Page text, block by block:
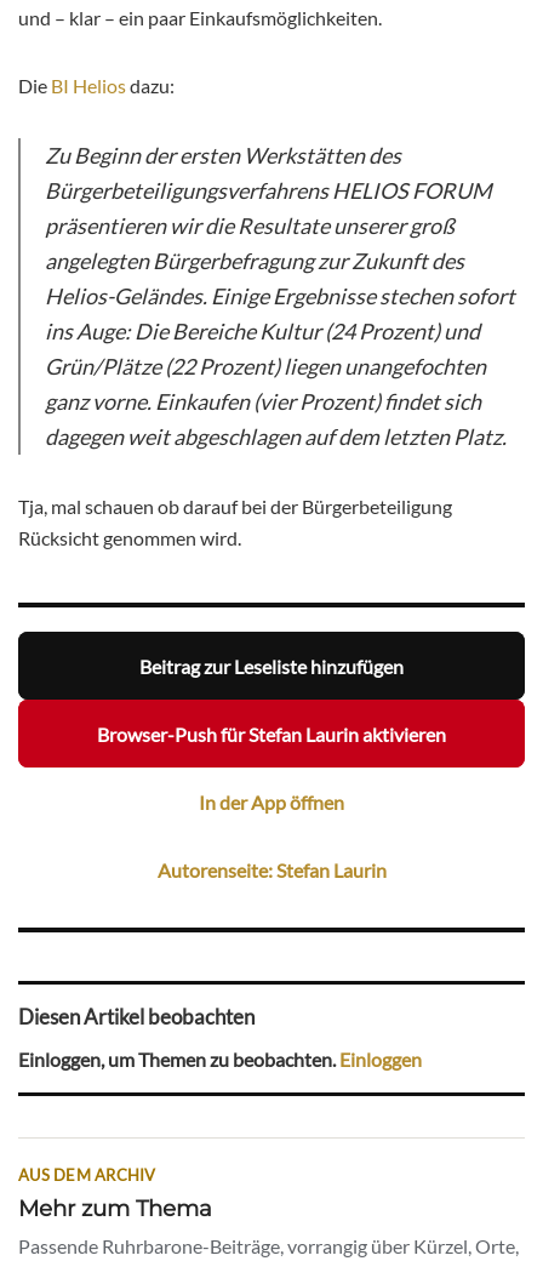
und – klar – ein paar Einkaufsmöglichkeiten.
Die BI Heliosdazu:
Zu Beginn der ersten Werkstätten des
Bürgerbeteiligungsverfahrens HELIOS FORUM
präsentieren wir die Resultate unserer groß
angelegten Bürgerbefragung zur Zukunft des
Helios-Geländes. Einige Ergebnisse stechen sofort
ins Auge: Die Bereiche Kultur (24 Prozent) und
Grün/Plätze (22 Prozent) liegen unangefochten
ganz vorne. Einkaufen (vier Prozent) findet sich
dagegen weit abgeschlagen auf dem letzten Platz.
Tja, mal schauen ob darauf bei der Bürgerbeteiligung
Rücksicht genommen wird.
Beitrag zur Leseliste hinzufügen
Browser-Push für Stefan Laurin aktivieren
In der App öffnen
Autorenseite: Stefan Laurin
Diesen Artikel beobachten
Einloggen, um Themen zu beobachten.Einloggen
AUS DEM ARCHIV
Mehr zum Thema
Passende Ruhrbarone-Beiträge, vorrangig über Kürzel, Orte,